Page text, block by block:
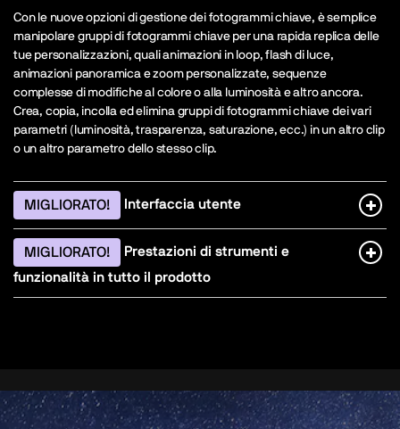
Con le nuove opzioni di gestione dei fotogrammi chiave, è semplice
manipolare gruppi di fotogrammi chiave per una rapida replica delle
tue personalizzazioni, quali animazioni in loop, flash di luce,
animazioni panoramica e zoom personalizzate, sequenze
complesse di modifiche al colore o alla luminosità e altro ancora.
Crea, copia, incolla ed elimina gruppi di fotogrammi chiave dei vari
parametri (luminosità, trasparenza, saturazione, ecc.) in un altro clip
o un altro parametro dello stesso clip.
MIGLIORATO! Interfaccia utente
MIGLIORATO!
Prestazioni di strumenti e
funzionalità in tutto il prodotto